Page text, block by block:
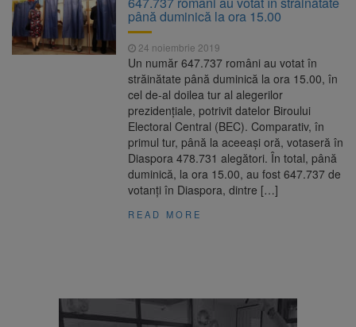
7,50%
7 august 2026
1 octombrie, dată importantă
pentru șoferi și transportatori. Intră în aplicare
noul sistem de taxare rutieră
7 august, Ziua Internațională
a Berii. Sărbătoarea este marcată în peste
200 de orașe din lume
Facturi mai mari la curent din
toamnă. Unele tarife se apropie de 2 lei/kWh
până duminică la ora 15.00
24 noiembrie 2019
Un număr 647.737 români au votat în
străinătate până duminică la ora 15.00, în
cel de-al doilea tur al alegerilor
prezidențiale, potrivit datelor Biroului
Electoral Central (BEC). Comparativ, în
primul tur, până la aceeași oră, votaseră în
Diaspora 478.731 alegători. În total, până
duminică, la ora 15.00, au fost 647.737 de
votanți în Diaspora, dintre […]
READ MORE